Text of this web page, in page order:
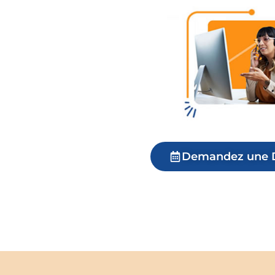
Demandez une